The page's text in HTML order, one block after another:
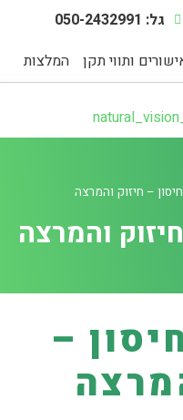
גל: 050-2432991
ותווי תקן המלצות
– חיזוק והמרצה
והמרצה
–